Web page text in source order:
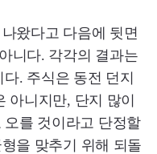
왔다고 다음에 뒷면
니다. 각각의 결과는
. 주식은 동전 던지
아니지만, 단지 많이
를 것이라고 단정할
을 맞추기 위해 되돌